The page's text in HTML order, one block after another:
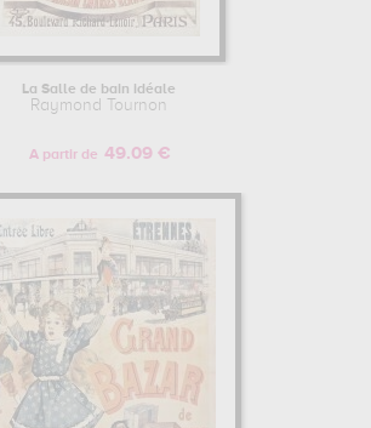
La Salle de bain idéale
Raymond Tournon
A partir de 49.09 €